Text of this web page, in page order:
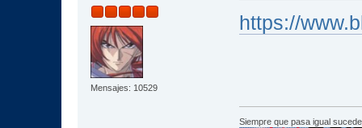
Mensajes: 10529
https://
Siempre que pasa igual